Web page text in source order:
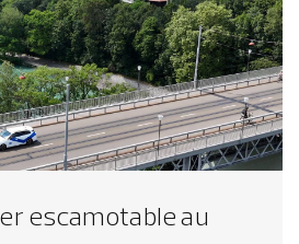
escamotable au